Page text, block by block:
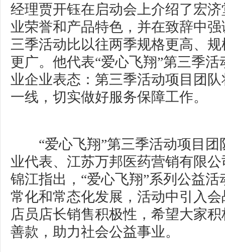
经理贾开钰在启动会上介绍了宏
业荣誉和产品特色，并在致辞中强
三季活动比以往两季规格更高、
更广。他代表“爱心飞翔”第三季活
业企业表态：第三季活动项目团
一线，切实做好服务保障工作。
“爱心飞翔”第三季活动项目团
业代表、江苏万邦医药营销有限
锦江指出，“爱心飞翔”系列公益
常化和常态化发展，活动中引入
店员店长销售积极性，希望大家
善款，助力社会公益事业。